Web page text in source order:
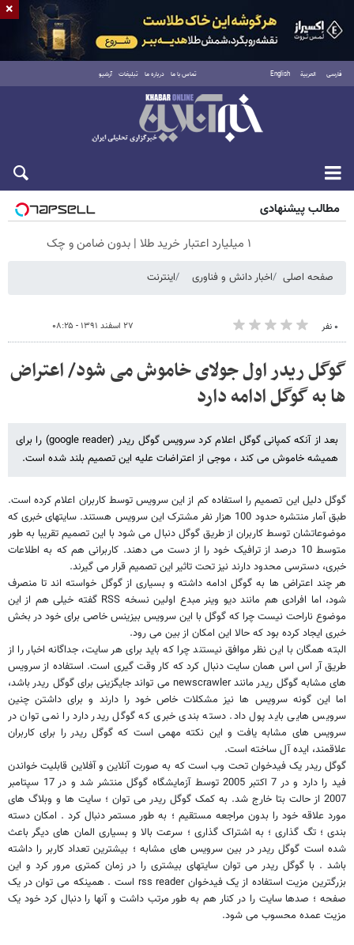
فارسی العربية English تماس با ما درباره ما تبلیغات آرشیو
شنبه ۱۷ مرداد ۱۴۰۵
مطالب پیشنهادی
۱ میلیارد اعتبار خرید طلا | بدون ضامن و چک
صفحه اصلی اخبار دانش و فناوری اینترنت
۰ نفر ۲۷ اسفند ۱۳۹۱ - ۰۸:۲۵
گوگل ریدر اول جولای خاموش می شود/ اعتراض
ها به گوگل ادامه دارد
بعد از آنکه کمپانی گوگل اعلام کرد سرویس گوگل ریدر (google reader) را برای
همیشه خاموش می کند ، موجی از اعتراضات علیه این تصمیم بلند شده است.
گوگل دلیل این تصمیم را استفاده کم از این سرویس توسط کاربران اعلام کرده است.
طبق آمار منتشره حدود 100 هزار نفر مشترک این سرویس هستند. سایتهای خبری که
موضوعاتشان توسط کاربران از طریق گوگل دنبال می شود با این تصمیم تقریبا به طور
متوسط 10 درصد از ترافیک خود را از دست می دهند. کاربرانی هم که به اطلاعات
خبری، دسترسی محدود دارند نیز تحت تاثیر این تصمیم قرار می گیرند.
هر چند اعتراض ها به گوگل ادامه داشته و بسیاری از گوگل خواسته اند تا منصرف
شود، اما افرادی هم مانند دیو وینر مبدع اولین نسخه RSS گفته خیلی هم از این
موضوع ناراحت نیست چرا که گوگل با این سرویس بیزینس خاصی برای خود در بخش
خبری ایجاد کرده بود که حالا این امکان از بین می رود.
البته همگان با این نظر موافق نیستند چرا که باید برای هر سایت، جداگانه اخبار را از
طریق آر اس اس همان سایت دنبال کرد که کار وقت گیری است. استفاده از سرویس
های مشابه گوگل ریدر مانندnewscrawler می تواند جایگزینی برای گوگل ریدر باشد،
اما این گونه سرویس ها نیز مشکلات خاص خود را دارند و برای داشتن چنین
سرویس هایی باید پول داد. دسته بندی خبری که گوگل ریدر دارد را نمی توان در
سرویس های مشابه یافت و این نکته مهمی است که گوگل ریدر را برای کاربران
علاقمند، ایده آل ساخته است.
گوگل ریدر یک فیدخوان تحت وب است که به صورت آنلاین و آفلاین قابلیت خواندن
فید را دارد و در 7 اکتبر 2005 توسط آزمایشگاه گوگل منتشر شد و در 17 سپتامبر
2007 از حالت بتا خارج شد. به کمک گوگل ریدر می توان ؛ سایت ها و وبلاگ های
مورد علاقه خود را بدون مراجعه مستقیم ؛ به طور مستمر دنبال کرد . امکان دسته
بندی ؛ تگ گذاری ؛ به اشتراک گذاری ؛ سرعت بالا و بسیاری المان های دیگر باعث
شده است گوگل ریدر در بین سرویس های مشابه ؛ بیشترین تعداد کاربر را داشته
باشد . با گوگل ریدر می توان سایتهای بیشتری را در زمان کمتری مرور کرد و این
بزرگترین مزیت استفاده از یک فیدخوانrss reader است . همینکه می توان در یک
صفحه ؛ صدها سایت را در کنار هم به طور مرتب داشت و آنها را دنبال کرد خود یک
مزیت عمده محسوب می شود.
×